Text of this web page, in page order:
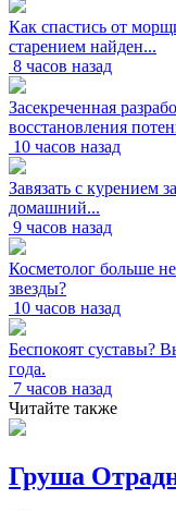
Как спастись от
старением найден...
8 часов назад
Засекреченная
восстановления
10 часов назад
Завязать с курением
домашний...
9 часов назад
Косметолог больше
звезды?
10 часов назад
Беспокоят суставы?
года.
7 часов назад
Читайте также
Груша